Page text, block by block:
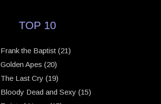
TOP 10
Frank the Baptist (21)
Golden Apes (20)
The Last Cry (19)
Bloody Dead and Sexy (15)